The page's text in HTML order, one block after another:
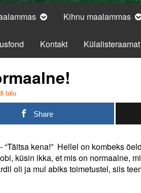
Kihnu maalammas
Kontakt Külalisteraamat
talu
Share
kena!” Hellel on kombeks
küsin ikka, et mis on normaalne,
oli ja mul abiks toimetustel, siis